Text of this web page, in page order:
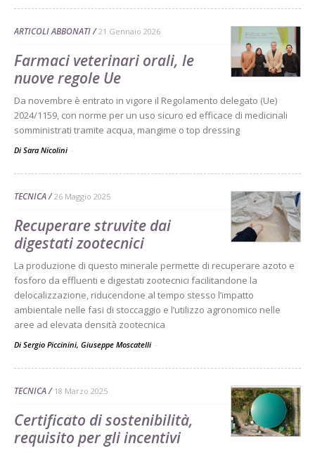
ARTICOLI ABBONATI 21 Gennaio 2026
Farmaci veterinari orali, le
nuove regole Ue
Da novembre è entrato in vigore il Regolamento delegato (Ue)
2024/1159, con norme per un uso sicuro ed efficace di medicinali
somministrati tramite acqua, mangime o top dressing
Di Sara Nicolini -
TECNICA 26 Maggio 2025
Recuperare struvite dai
digestati zootecnici
La produzione di questo minerale permette di recuperare azoto e
fosforo da effluenti e digestati zootecnici facilitandone la
delocalizzazione, riducendone al tempo stesso l’impatto
ambientale nelle fasi di stoccaggio e l’utilizzo agronomico nelle
aree ad elevata densità zootecnica
Di Sergio Piccinini, Giuseppe Moscatelli -
TECNICA 18 Marzo 2025
Certificato di sostenibilità,
requisito per gli incentivi